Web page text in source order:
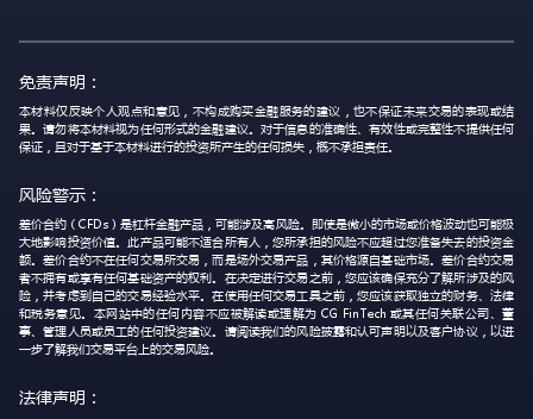
免责声明：
本材料仅反映个人观点和意见，不构成购买金融服务的建议，也不保证未来交易的表现或结
果。请勿将本材料视为任何形式的金融建议。对于信息的准确性、有效性或完整性不提供任何
保证，且对于基于本材料进行的投资所产生的任何损失，概不承担责任。
风险警示：
差价合约（CFDs）是杠杆金融产品，可能涉及高风险。即使是微小的市场或价格波动也可能极
大地影响投资价值。此产品可能不适合所有人，您所承担的风险不应超过您准备失去的投资金
额。差价合约不在任何交易所交易，而是场外交易产品，其价格源自基础市场。差价合约交易
者不拥有或享有任何基础资产的权利。在决定进行交易之前，您应该确保充分了解所涉及的风
险，并考虑到自己的交易经验水平。在使用任何交易工具之前，您应该获取独立的财务、法律
和税务意见。本网站中的任何内容不应被解读或理解为 CG FinTech 或其任何关联公司、董
事、管理人员或员工的任何投资建议。请阅读我们的风险披露和认可声明以及客户协议，以进
一步了解我们交易平台上的交易风险。
法律声明：